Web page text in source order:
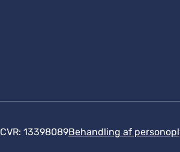
CVR: 13398089Behandling af